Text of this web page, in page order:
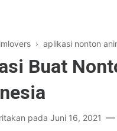
› aplikasi nonton
Buat
pada Juni 16, 2021